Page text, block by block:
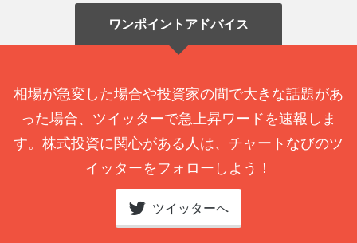
ワンポイントアドバイス
相場が急変した場合や投資家の間で大きな話題があ
った場合、ツイッターで急上昇ワードを速報しま
す。株式投資に関心がある人は、チャートなびのツ
イッターをフォローしよう！
ツイッターへ